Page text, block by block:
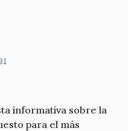
informativa sobre la
para el más